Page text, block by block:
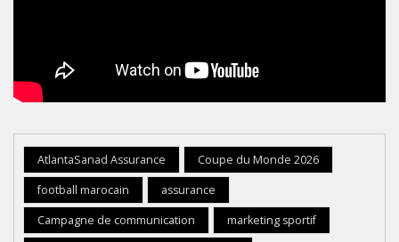
AtlantaSanad Assurance
Coupe du Monde 2026
football marocain
assurance
Campagne de communication
marketing sportif